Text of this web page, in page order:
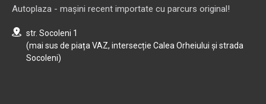
Autoplaza - mașini recent importate cu parcurs original!
str. Socoleni 1
(mai sus de piața VAZ, intersecție Calea Orheiului și strada
Socoleni)